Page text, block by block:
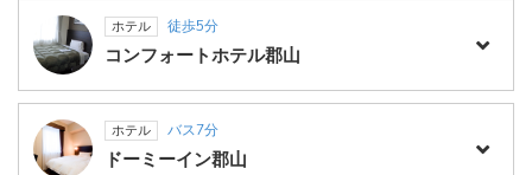
ホテル 徒歩5分
コンフォートホテル郡山
ホテル バス7分
ドーミーイン郡山